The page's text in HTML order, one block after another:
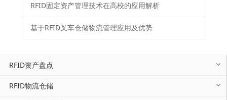
RFID固定资产管理技术在高校的应用解析
基于RFID叉车仓储物流管理应用及优势
RFID资产盘点
RFID物流仓储